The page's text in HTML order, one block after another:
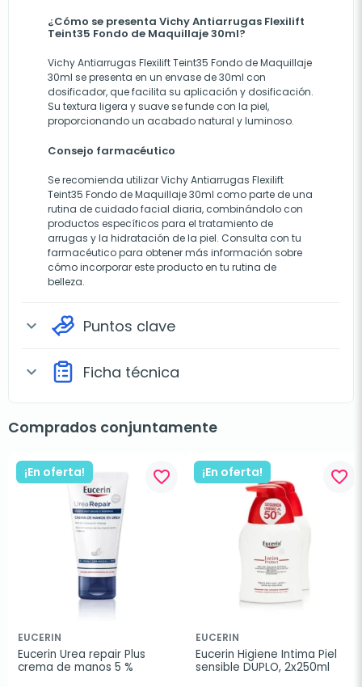
¿Cómo se presenta Vichy Antiarrugas Flexilift
Teint35 Fondo de Maquillaje 30ml?
Vichy Antiarrugas Flexilift Teint35 Fondo de Maquillaje
30ml se presenta en un envase de 30ml con
dosificador, que facilita su aplicación y dosificación.
Su textura ligera y suave se funde con la piel,
proporcionando un acabado natural y luminoso.
Consejo farmacéutico
Se recomienda utilizar Vichy Antiarrugas Flexilift
Teint35 Fondo de Maquillaje 30ml como parte de una
rutina de cuidado facial diaria, combinándolo con
productos específicos para el tratamiento de
arrugas y la hidratación de la piel. Consulta con tu
farmacéutico para obtener más información sobre
cómo incorporar este producto en tu rutina de
belleza.
expand_more Puntos clave
expand_more Ficha técnica
Comprados conjuntamente
¡En oferta! favorite_border
EUCERIN
Eucerin Urea repair Plus
crema de manos 5 %
¡En oferta! favorite_border
EUCERIN
Eucerin Higiene Intima Piel
sensible DUPLO, 2x250ml